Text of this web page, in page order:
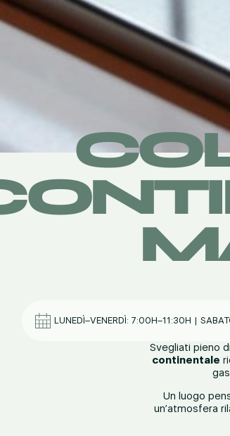
LUNEDÌ–VENERDÌ: 7:00H–11:30H |
Svegliati pieno
continentale
Un luogo
un’atmosfera